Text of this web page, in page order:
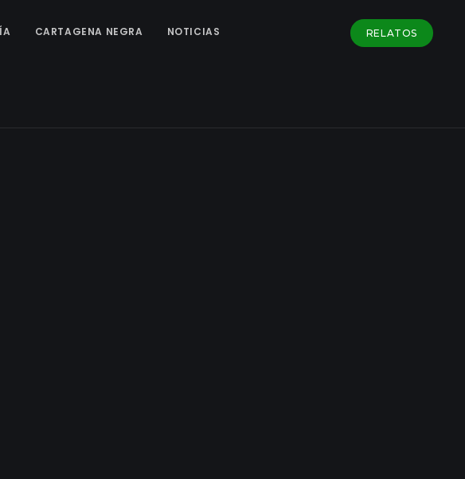
CARTAGENA NEGRA NOTICIAS RELATOS